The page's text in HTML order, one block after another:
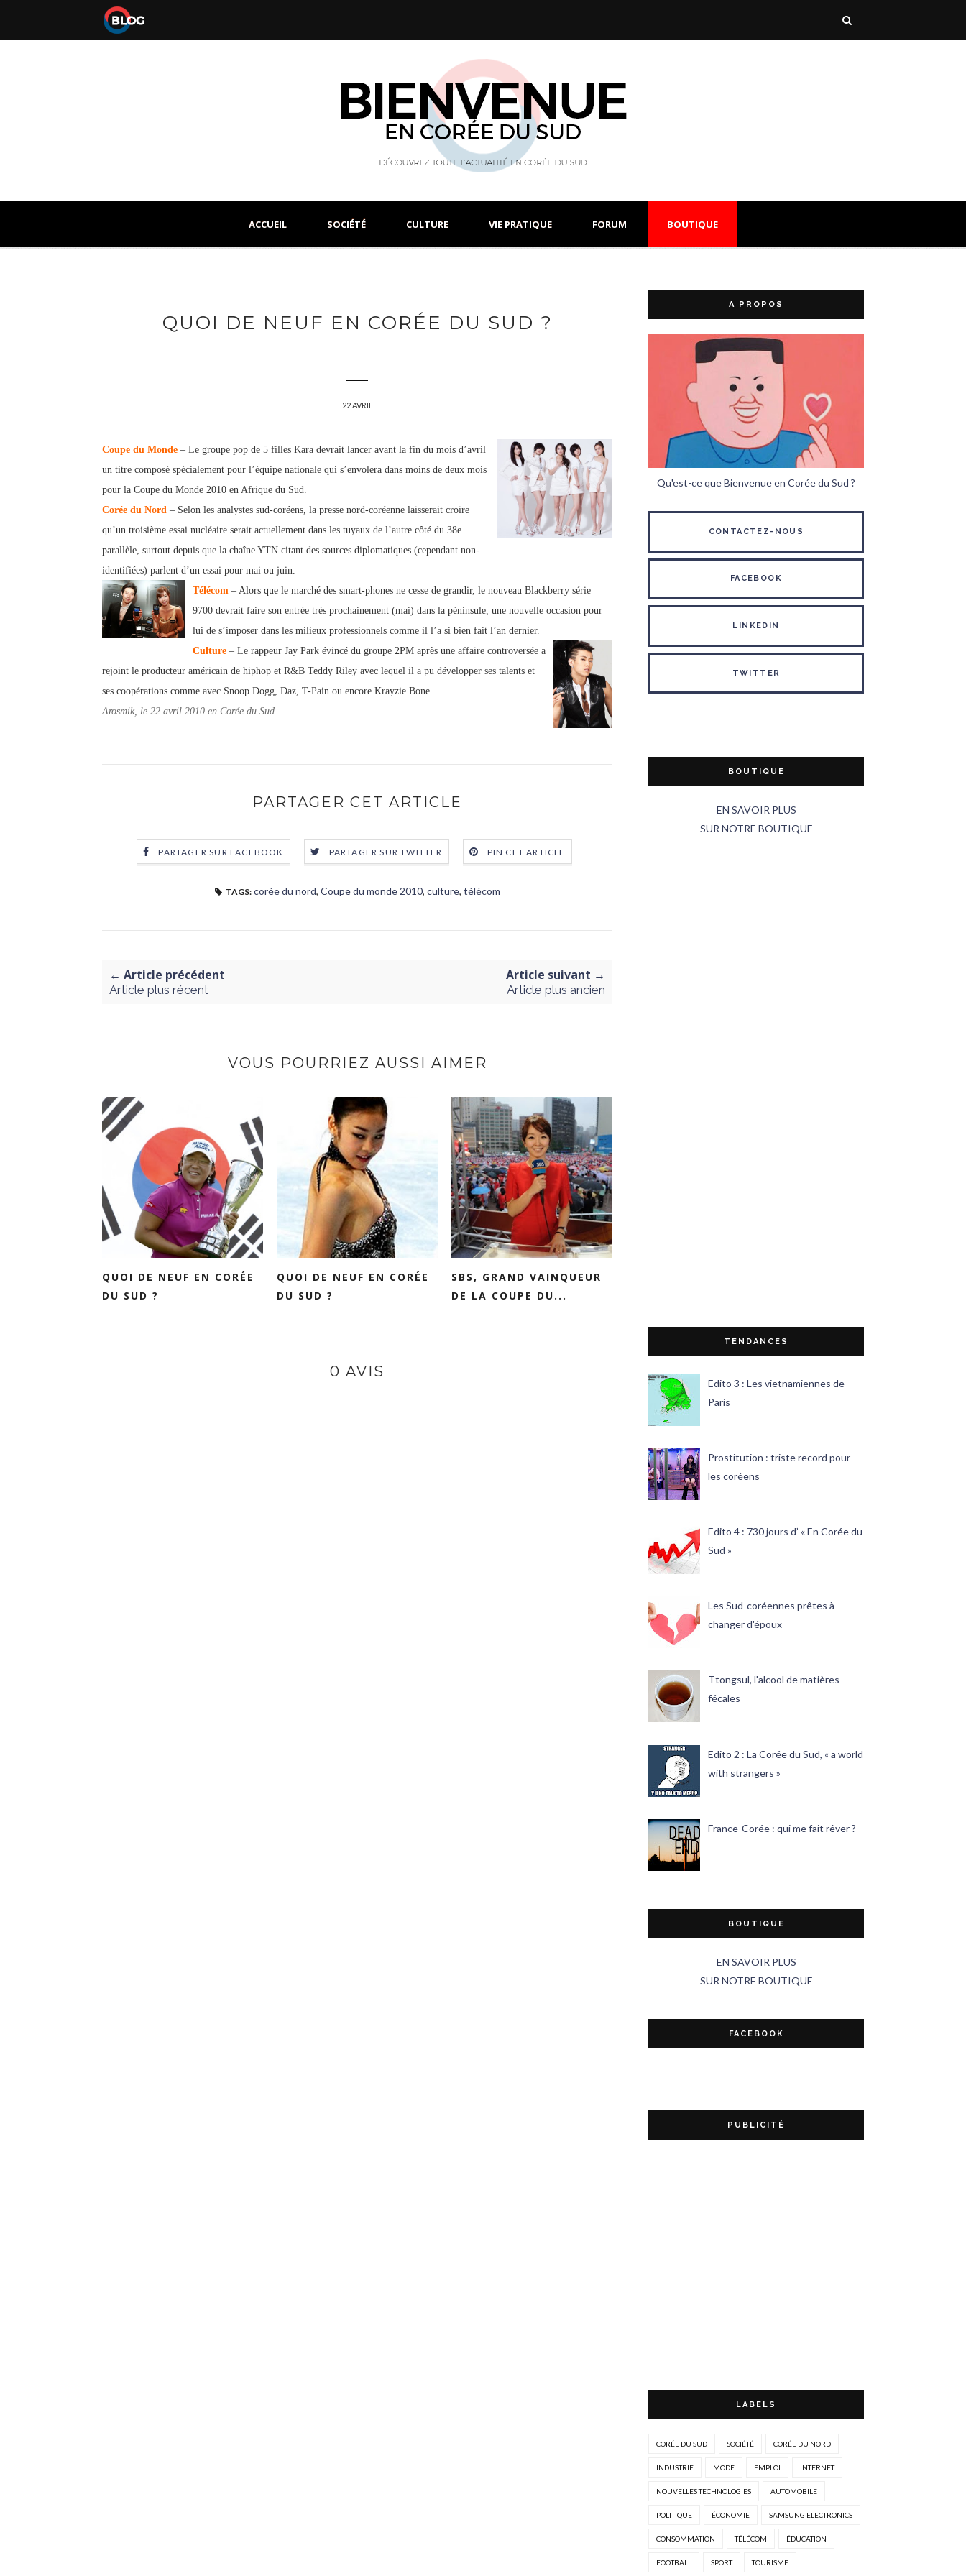
ACCUEIL SOCIÉTÉ CULTURE VIE PRATIQUE FORUM BOUTIQUE
QUOI DE NEUF EN CORÉE DU SUD ?
22 AVRIL
Coupe du Monde – Le groupe pop de 5 filles Kara devrait lancer avant la fin du mois d’avril
un titre composé spécialement pour l’équipe nationale qui s’envolera dans moins de deux mois
pour la Coupe du Monde 2010 en Afrique du Sud.
Corée du Nord – Selon les analystes sud-coréens, la presse nord-coréenne laisserait croire
qu’un troisième essai nucléaire serait actuellement dans les tuyaux de l’autre côté du 38e
parallèle, surtout depuis que la chaîne YTN citant des sources diplomatiques (cependant non-
identifiées) parlent d’un essai pour mai ou juin.
Télécom – Alors que le marché des smart-phones ne cesse de grandir, le nouveau Blackberry série
9700 devrait faire son entrée très prochainement (mai) dans la péninsule, une nouvelle occasion pour
lui de s’imposer dans les milieux professionnels comme il l’a si bien fait l’an dernier.
Culture – Le rappeur Jay Park évincé du groupe 2PM après une affaire controversée a
rejoint le producteur américain de hiphop et R&B Teddy Riley avec lequel il a pu développer ses talents et
ses coopérations comme avec Snoop Dogg, Daz, T-Pain ou encore Krayzie Bone.
Arosmik, le 22 avril 2010 en Corée du Sud
PARTAGER CET ARTICLE
PARTAGER SUR FACEBOOK PARTAGER SUR TWITTER PIN CET ARTICLE
TAGS: corée du nord, Coupe du monde 2010, culture, télécom
← Article précédent
Article plus récent
Article suivant →
Article plus ancien
VOUS POURRIEZ AUSSI AIMER
QUOI DE NEUF EN CORÉE
DU SUD ?
QUOI DE NEUF EN CORÉE
DU SUD ?
SBS, GRAND VAINQUEUR
DE LA COUPE DU...
0 AVIS
A PROPOS
Qu'est-ce que Bienvenue en Corée du Sud ?
CONTACTEZ-NOUS
FACEBOOK
LINKEDIN
TWITTER
BOUTIQUE
EN SAVOIR PLUS
SUR NOTRE BOUTIQUE
TENDANCES
Edito 3 : Les vietnamiennes de
Paris
Prostitution : triste record pour
les coréens
Edito 4 : 730 jours d’ « En Corée du
Sud »
Les Sud-coréennes prêtes à
changer d'époux
Ttongsul, l'alcool de matières
fécales
Edito 2 : La Corée du Sud, « a world
with strangers »
France-Corée : qui me fait rêver ?
BOUTIQUE
EN SAVOIR PLUS
SUR NOTRE BOUTIQUE
FACEBOOK
PUBLICITÉ
LABELS
CORÉE DU SUD SOCIÉTÉ CORÉE DU NORD
INDUSTRIE MODE EMPLOI INTERNET
NOUVELLES TECHNOLOGIES AUTOMOBILE
POLITIQUE ÉCONOMIE SAMSUNG ELECTRONICS
CONSOMMATION TÉLÉCOM ÉDUCATION
FOOTBALL SPORT TOURISME